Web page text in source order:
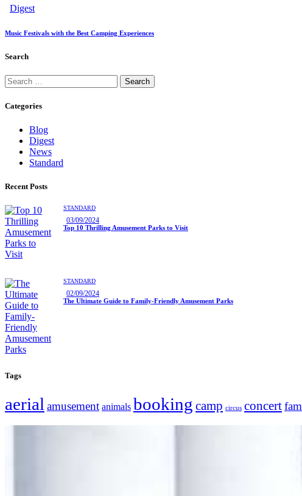
Digest
Music Festivals with the Best Camping Experiences
Search
Categories
Blog
Digest
News
Standard
Recent Posts
STANDARD
03/09/2024
Top 10 Thrilling Amusement Parks to Visit
STANDARD
02/09/2024
The Ultimate Guide to Family-Friendly Amusement Parks
Tags
aerial amusement animals booking camp circus concert